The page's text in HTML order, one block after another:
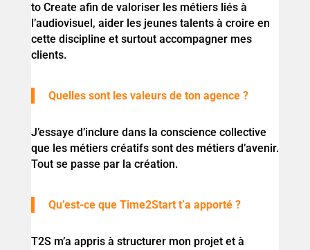
to Create afin de valoriser les métiers liés à
l’audiovisuel, aider les jeunes talents à croire en
cette discipline et surtout accompagner mes
clients.
Quelles sont les valeurs de ton agence ?
J’essaye d’inclure dans la conscience collective
que les métiers créatifs sont des métiers d’avenir.
Tout se passe par la création.
Qu’est-ce que Time2Start t’a apporté ?
T2S m’a appris à structurer mon projet et à